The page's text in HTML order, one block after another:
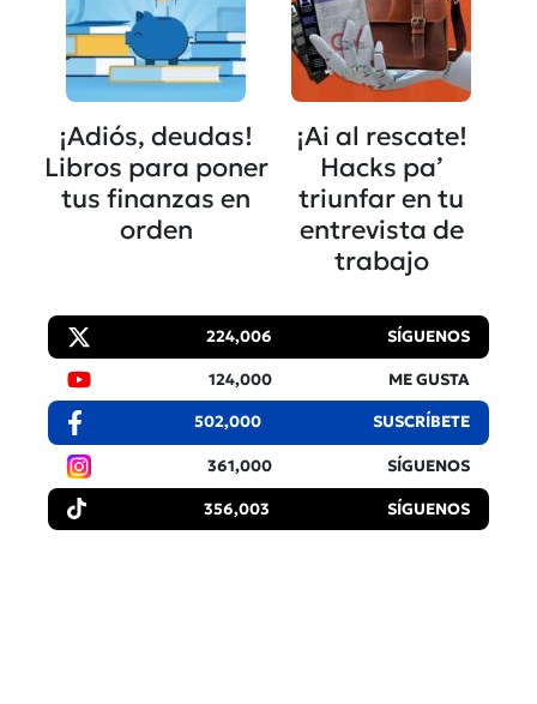
¡Adiós, deudas!
Libros para poner
tus finanzas en
orden
¡Ai al rescate!
Hacks pa’
triunfar en tu
entrevista de
trabajo
224,006 SÍGUENOS
124,000 ME GUSTA
502,000 SUSCRÍBETE
361,000 SÍGUENOS
356,003 SÍGUENOS